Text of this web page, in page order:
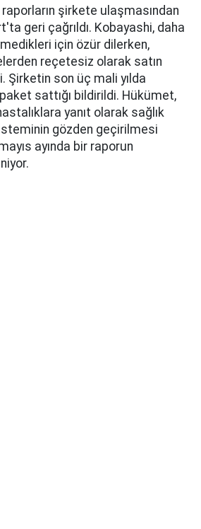
şirkete ulaşmasından
geri çağrıldı. Kobayashi, daha
için özür dilerken,
reçetesiz olarak satın
Şirketin son üç mali yılda
sattığı bildirildi. Hükümet,
yanıt olarak sağlık
gözden geçirilmesi
ayında bir raporun